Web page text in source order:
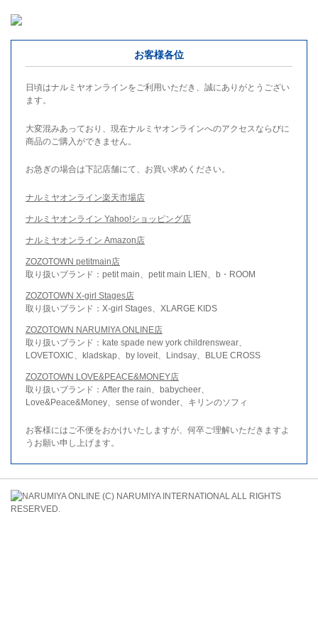
お客様各位
日頃はナルミヤオンラインをご利用いただき、誠にありがとうござい
ます。
大変混みあっており、現在ナルミヤオンラインへのアクセスならびに
商品のご購入ができません。
お急ぎの場合は下記店舗にて、お買い求めください。
ナルミヤオンライン楽天市場店
ナルミヤオンライン Yahoo!ショッピング店
ナルミヤオンライン Amazon店
ZOZOTOWN petitmain店
取り扱いブランド：petit main、petit main LIEN、b・ROOM
ZOZOTOWN X-girl Stages店
取り扱いブランド：X-girl Stages、XLARGE KIDS
ZOZOTOWN NARUMIYA ONLINE店
取り扱いブランド：kate spade new york childrenswear、
LOVETOXIC、kladskap、by loveit、Lindsay、BLUE CROSS
ZOZOTOWN LOVE&PEACE&MONEY店
取り扱いブランド：After the rain、babycheer、
Love&Peace&Money、sense of wonder、キリンのソフィ
お客様にはご不便をおかけいたしますが、何卒ご理解いただきますよ
うお願い申し上げます。